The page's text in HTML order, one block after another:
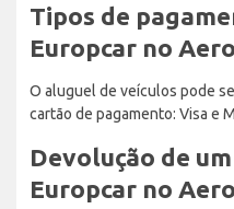
Tipos de
Europcar no
O aluguel de veículos pode
cartão de pagamento: Visa e
Devolução de
Europcar no